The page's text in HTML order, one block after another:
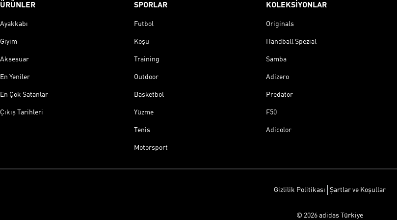
ÜRÜNLER
Ayakkabı
Giyim
Aksesuar
En Yeniler
En Çok Satanlar
Çıkış Tarihleri
SPORLAR
Futbol
Koşu
Training
Outdoor
Basketbol
Yüzme
Tenis
Motorsport
KOLEKSİYONLAR
Originals
Handball Spezial
Samba
Adizero
Predator
F50
Adicolor
Gizlilik Politikası Şartlar ve Koşullar
© 2026 adidas Türkiye